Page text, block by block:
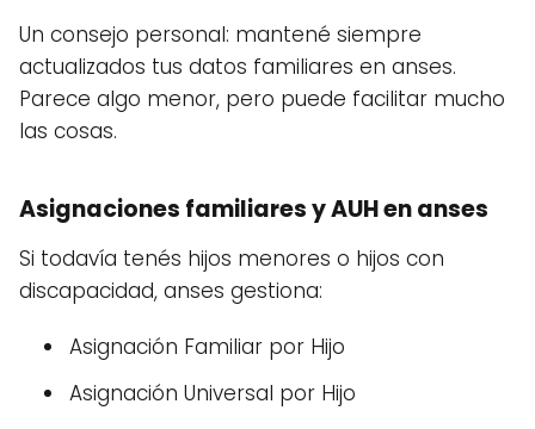
Un consejo personal: mantené siempre
actualizados tus datos familiares en anses.
Parece algo menor, pero puede facilitar mucho
las cosas.
Asignaciones familiares y AUH en anses
Si todavía tenés hijos menores o hijos con
discapacidad, anses gestiona:
Asignación Familiar por Hijo
Asignación Universal por Hijo